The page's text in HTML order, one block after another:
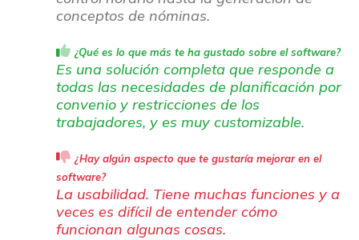
conceptos de nóminas.
¿Qué es lo que más te ha gustado sobre el software?
Es una solución completa que responde a
todas las necesidades de planificación por
convenio y restricciones de los
trabajadores, y es muy customizable.
¿Hay algún aspecto que te gustaría mejorar en el
software?
La usabilidad. Tiene muchas funciones y a
veces es difícil de entender cómo
funcionan algunas cosas.